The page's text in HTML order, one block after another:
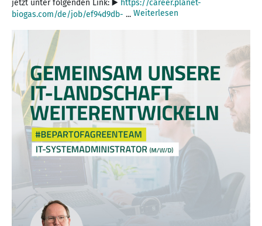
jetzt unter folgenden Link: ▶️ https://career.planet-
biogas.com/de/job/ef94d9db- ... Weiterlesen